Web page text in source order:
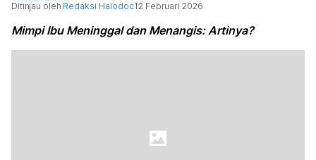
Ditinjau oleh Redaksi Halodoc12 Februari 2026
Mimpi Ibu Meninggal dan Menangis: Artinya?